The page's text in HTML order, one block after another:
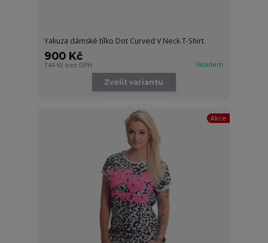
Yakuza dámské tílko Dot Curved V Neck T-Shirt
900 Kč
744 Kč bez DPH Skladem
Zvolit variantu
Akce